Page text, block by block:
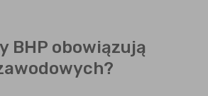
BHP obowiązują